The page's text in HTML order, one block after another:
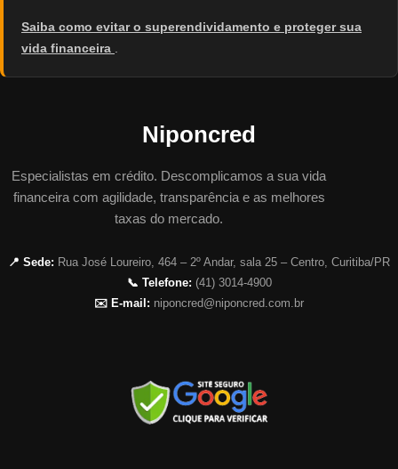
Saiba como evitar o superendividamento e proteger sua
vida financeira .
Niponcred
Especialistas em crédito. Descomplicamos a sua vida
financeira com agilidade, transparência e as melhores
taxas do mercado.
📍 Sede: Rua José Loureiro, 464 – 2º Andar, sala 25 – Centro, Curitiba/PR
📞 Telefone: (41) 3014-4900
✉️ E-mail: niponcred@niponcred.com.br